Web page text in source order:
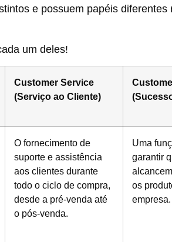
e possuem papéis diferentes
um deles!
Customer Service
(Serviço ao Cliente)
O fornecimento de
suporte e assistência
aos clientes durante
todo o ciclo de compra,
desde a pré-venda até
o pós-venda.
Uma
garantir
os
empresa.